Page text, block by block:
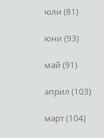
юли (81)
юни (93)
май (91)
април (103)
март (104)